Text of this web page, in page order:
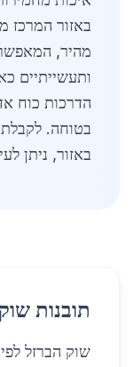
באזור המרכז
ותעשייתיים
הדרכות כוח
בטוחה. לקבלת
באזור, ניתן
תובנות
שוק הברזל